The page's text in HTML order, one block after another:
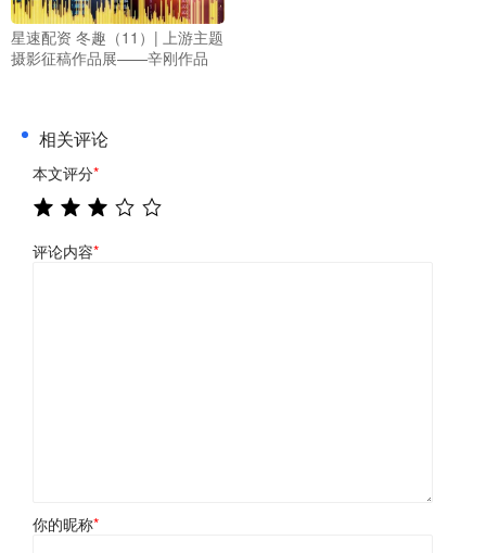
星速配资 冬趣（11）| 上游主题
摄影征稿作品展——辛刚作品
相关评论
本文评分*
评论内容*
你的昵称*